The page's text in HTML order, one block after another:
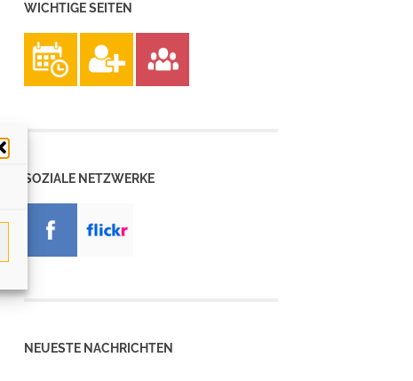
WICHTIGE SEITEN
SOZIALE NETZWERKE
NEUESTE NACHRICHTEN